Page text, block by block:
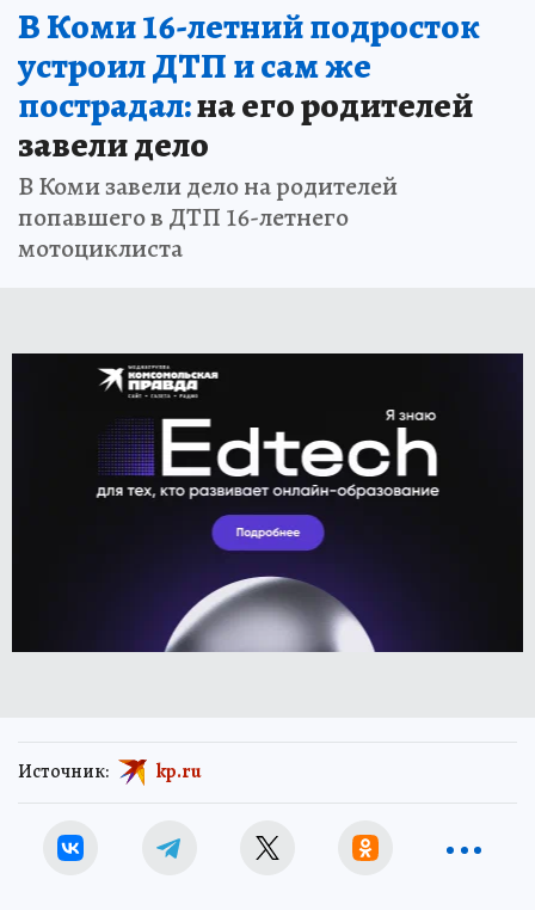
В Коми 16-летний подросток
устроил ДТП и сам же
пострадал:на его родителей
завели дело
В Коми завели дело на родителей
попавшего в ДТП 16-летнего
мотоциклиста
Источник: kp.ru